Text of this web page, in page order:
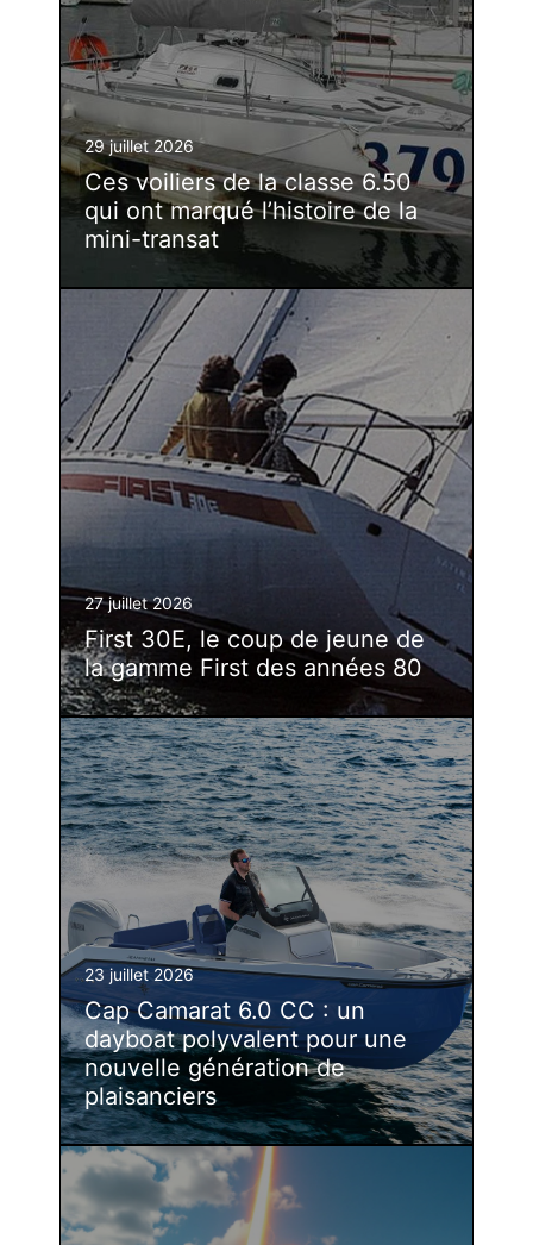
29 juillet 2026
Ces voiliers de la classe 6.50
qui ont marqué l’histoire de la
mini-transat
27 juillet 2026
First 30E, le coup de jeune de
la gamme First des années 80
23 juillet 2026
Cap Camarat 6.0 CC : un
dayboat polyvalent pour une
nouvelle génération de
plaisanciers